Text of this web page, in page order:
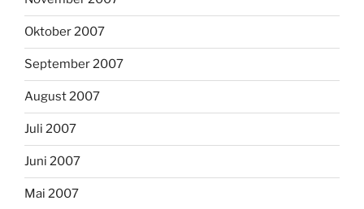
Oktober 2007
September 2007
August 2007
Juli 2007
Juni 2007
Mai 2007